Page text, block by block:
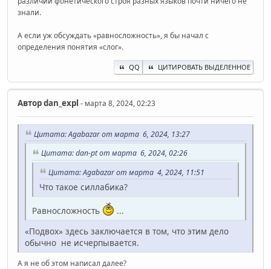
знали.
А если уж обсуждать «равносложность», я бы начал с
определения понятия «слог».
QQ ЦИТИРОВАТЬ ВЫДЕЛЕННОЕ
Авторdan_expl - марта 8, 2024, 02:23
Цитата: Agabazar от марта 6, 2024, 13:27
Цитата: dan-pt от марта 6, 2024, 02:26
Цитата: Agabazar от марта 4, 2024, 11:51
Что такое силлабика?
Равносложность
...
«Подвох» здесь заключается в том, что этим дело
обычно не исчерпывается.
А я не об этом написал далее?